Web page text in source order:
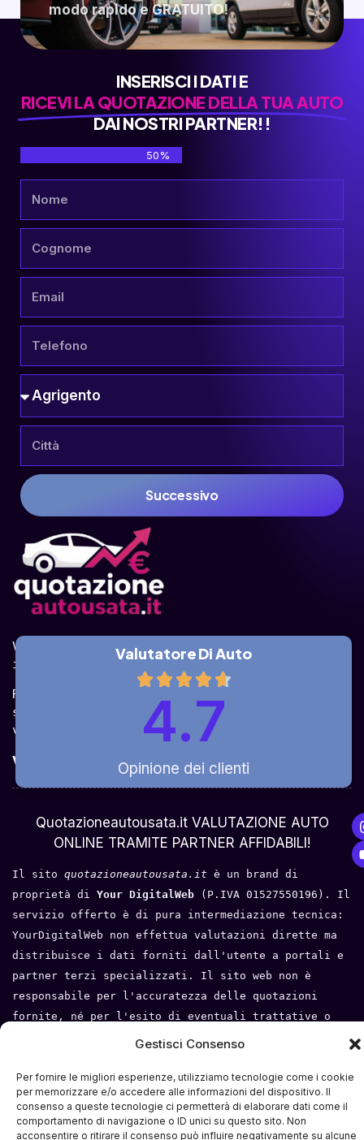
Gestisci Consenso
Per fornire le migliori esperienze, utilizziamo tecnologie come i cookie
per memorizzare e/o accedere alle informazioni del dispositivo. Il
consenso a queste tecnologie ci permetterà di elaborare dati come il
comportamento di navigazione o ID unici su questo sito. Non
acconsentire o ritirare il consenso può influire negativamente su alcune
modo rapido e GRATUITO!
INSERISCI I DATI E
RICEVI LA QUOTAZIONE DELLA TUA AUTO
DAI NOSTRI PARTNER!!
50%
Successivo
Valuta la tua auto online, gratis e in pochi
istanti.
Ricevi la quotazione dai vari partner e potrai
sceglierla come venderla in modo sicuro,
veloce e rapido!
Valuta Per Modello
Valutatore Di Auto
Opinione dei clienti
4.7
Quotazioneautousata.it VALUTAZIONE AUTO
ONLINE TRAMITE PARTNER AFFIDABILI!
Il sito quotazioneautousata.it è un brand di
proprietà di Your DigitalWeb
(P.IVA 01527550196). Il
servizio offerto è di pura intermediazione tecnica:
YourDigitalWeb non effettua valutazioni dirette ma
distribuisce i dati forniti dall'utente a portali e
partner terzi specializzati. Il sito web non è
responsabile per l'accuratezza delle quotazioni
fornite, né per l'esito di eventuali trattative o
compravendite tra l'utente e i terzi. Tutti i loghi
Privacy Policy - Cookie Policy - Condizioni del
servizio - Mappa del sito